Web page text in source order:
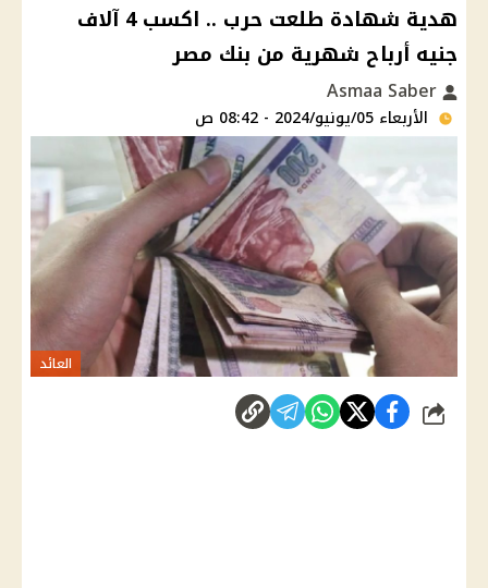
هدية شهادة طلعت حرب .. اكسب 4 آلاف
جنيه أرباح شهرية من بنك مصر
الأربعاء 05/يونيو/2024 - 08:42 ص
العائد
شارك